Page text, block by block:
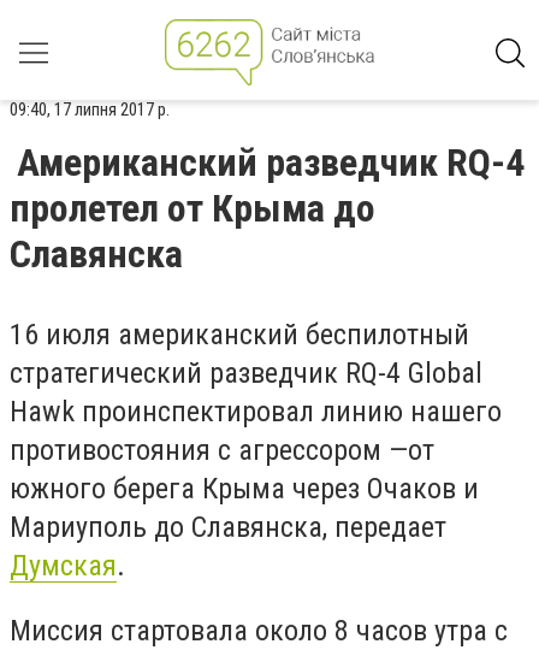
09:40, 17 липня 2017 р.
Американский разведчик RQ-4
пролетел от Крыма до
Славянска
16 июля американский беспилотный
стратегический разведчик RQ-4 Global
Hawk проинспектировал линию нашего
противостояния с агрессором —от
южного берега Крыма через Очаков и
Мариуполь до Славянска, передает
Думская.
Миссия стартовала около 8 часов утра с